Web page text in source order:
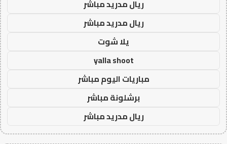
ريال مدريد مباشر
ريال مدريد مباشر
يلا شوت
yalla shoot
مباريات اليوم مباشر
برشلونة مباشر
ريال مدريد مباشر